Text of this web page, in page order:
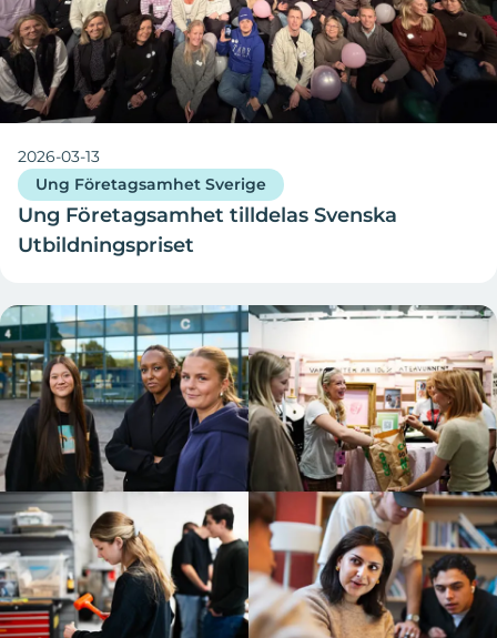
2026-03-13
Ung Företagsamhet Sverige
Ung Företagsamhet tilldelas Svenska
Utbildningspriset